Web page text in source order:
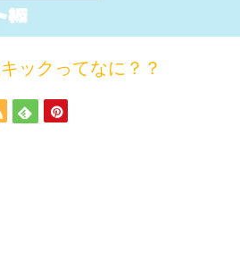
ックってなに？？